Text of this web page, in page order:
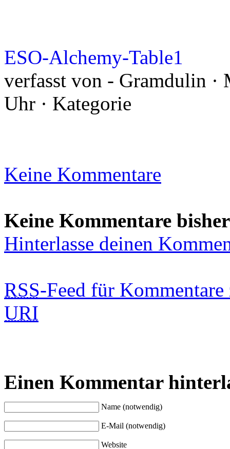
ESO-Alchemy-Table1
verfasst von - Gramdulin ·
Uhr · Kategorie
Keine Kommentare
Keine Kommentare bisher
Hinterlasse deinen
RSS-Feed für
URI
Einen Kommentar
Name (notwendig)
E-Mail (notwendig)
Website